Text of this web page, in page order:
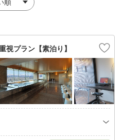
プラン【素泊り】